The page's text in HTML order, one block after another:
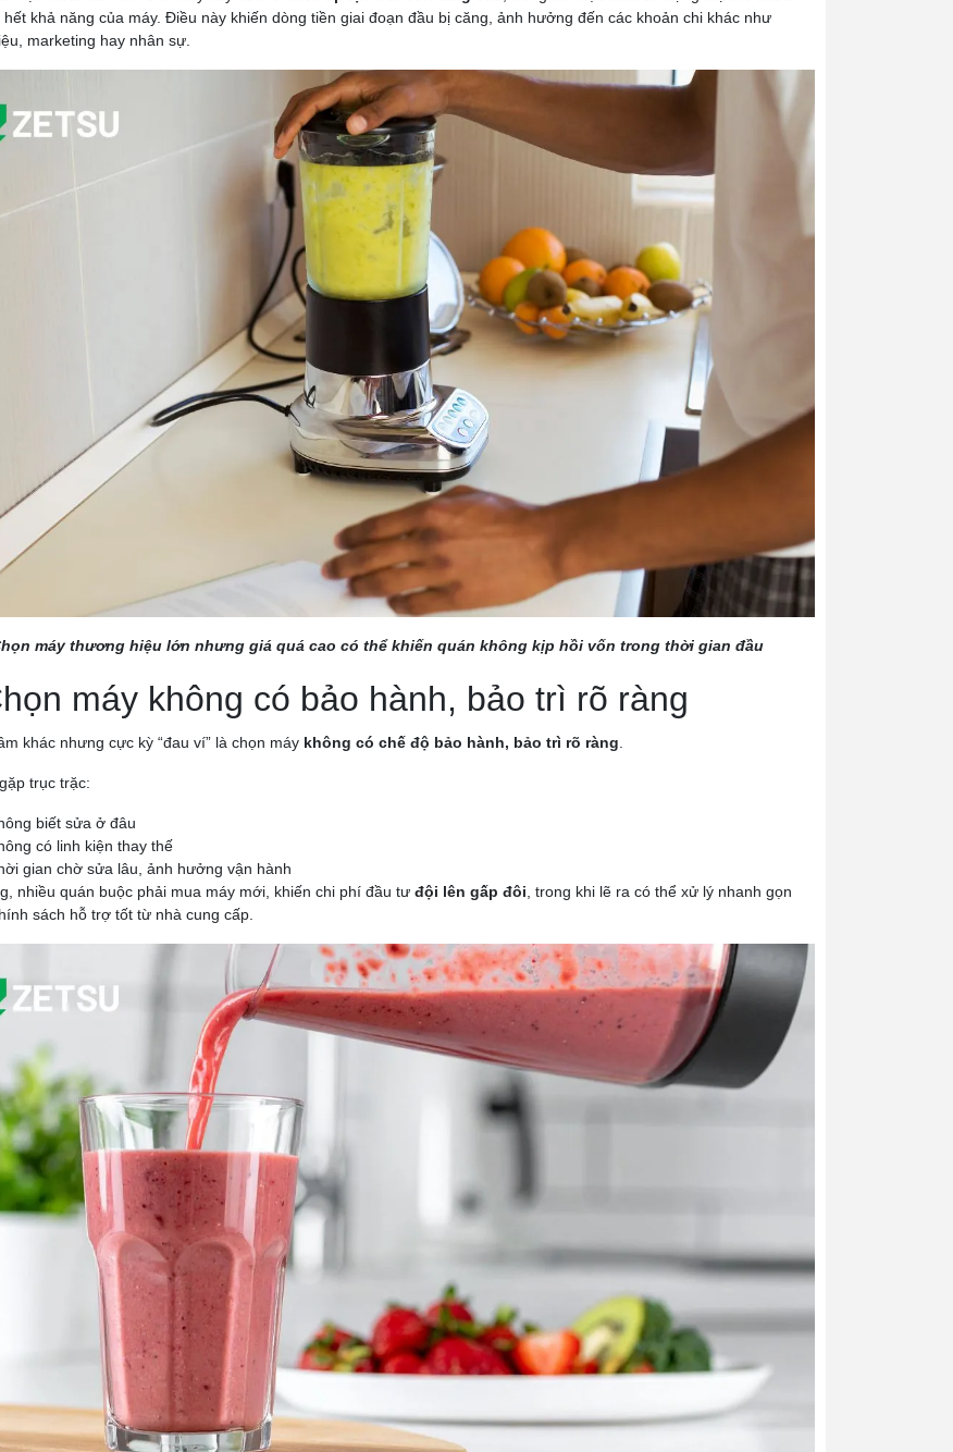
hết khả năng của máy. Điều này khiến dòng tiền giai đoạn đầu bị căng, ảnh hưởng đến các khoản chi khác như
marketing hay nhân sự.
máy thương hiệu lớn nhưng giá quá cao có thể khiến quán không kịp hồi vốn trong thời gian đầu
máy không có bảo hành, bảo trì rõ ràng
khác nhưng cực kỳ “đau ví” là chọn máy không có chế độ bảo hành, bảo trì rõ ràng.
trục trặc:
biết sửa ở đâu
có linh kiện thay thế
gian chờ sửa lâu, ảnh hưởng vận hành
nhiều quán buộc phải mua máy mới, khiến chi phí đầu tư đội lên gấp đôi, trong khi lẽ ra có thể xử lý nhanh gọn
sách hỗ trợ tốt từ nhà cung cấp.